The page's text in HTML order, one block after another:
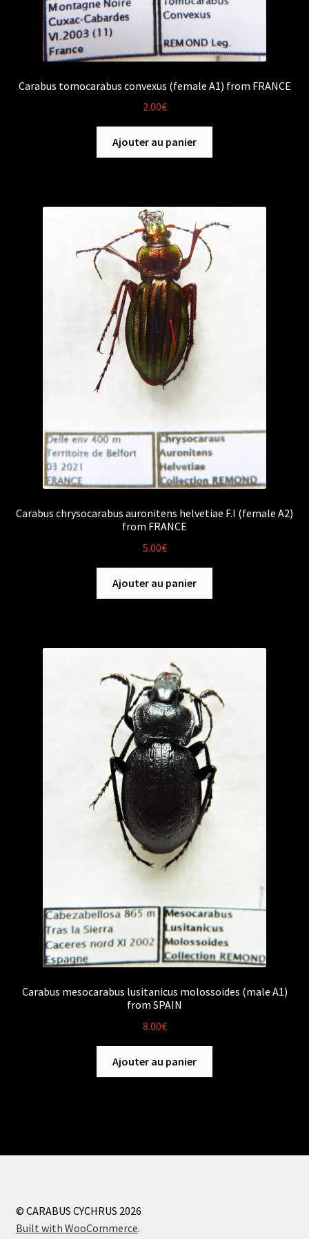
Carabus tomocarabus convexus (female A1) from FRANCE
2.00€
Ajouter au panier
Carabus chrysocarabus auronitens helvetiae F.I (female A2)
from FRANCE
5.00€
Ajouter au panier
Carabus mesocarabus lusitanicus molossoides (male A1)
from SPAIN
8.00€
Ajouter au panier
© CARABUS CYCHRUS 2026
Built with WooCommerce.